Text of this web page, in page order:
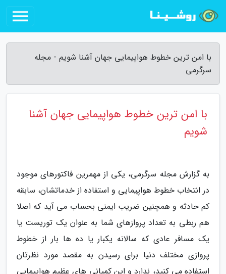
با امن ترین خطوط هواپیمایی جهان آشنا شویم - مجله
سرگرمی
با امن ترین خطوط هواپیمایی جهان آشنا
شویم
به گزارش مجله سرگرمی، یکی از مهمرین فاکتورهای موجود
در انتخاب خطوط هواپیمایی و استفاده از خدماتشان، سابقه
کم حادثه و همچنین ضریب ایمنی بحساب می آید که اصلا
هم ربطی به تعداد پروازهای شما به عنوان یک توریست یا
یک مسافر عادی که سالانه یکبار یا ده ها بار از خطوط
پروازی مختلف دنیا برای رسیدن به مقصد مورد نظرتان
استفاده می کنید، ندارد و این کمپانی های عظیم هواپیمایی